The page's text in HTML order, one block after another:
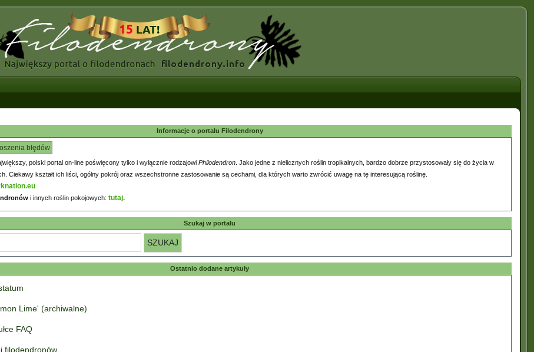
Informacje o portalu Filodendrony
błędów
polski portal on-line poświęcony tylko i wyłącznie rodzajowi Philodendron . Jako jedne z nielicznych roślin tropikalnych, bardzo dobrze przystosowały się do życia w
Ciekawy kształt ich liści, ogólny pokrój oraz wszechstronne zastosowanie są cechami, dla których warto zwrócić uwagę na tę interesującą roślinę.
i innych roślin pokojowych: tutaj.
Szukaj w portalu
Ostatnio dodane artykuły
Lime' (archiwalne)
FAQ
filodendronów